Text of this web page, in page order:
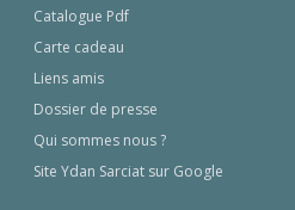
Catalogue Pdf
Carte cadeau
Liens amis
Dossier de presse
Qui sommes nous ?
Site Ydan Sarciat sur Google